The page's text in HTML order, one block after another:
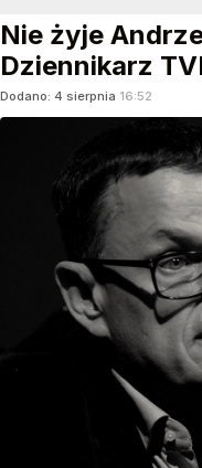
Nie żyje
Dziennikarz
Dodano: 4 sierpnia 16:52